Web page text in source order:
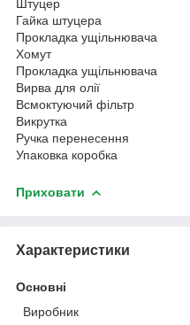
Штуцер
Гайка штуцера
Прокладка ущільнювача
Хомут
Прокладка ущільнювача
Вирва для олії
Всмоктуючий фільтр
Викрутка
Ручка перенесення
Упаковка коробка
Приховати
Характеристики
Основні
Виробник